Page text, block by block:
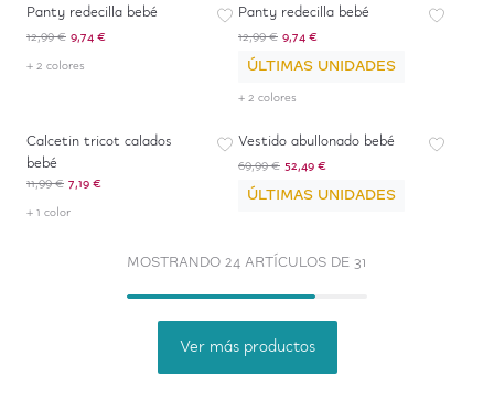
Panty redecilla bebé
12,99 € 9,74 €
+ 2 colores
Panty redecilla bebé
12,99 € 9,74 €
ÚLTIMAS UNIDADES
+ 2 colores
Calcetin tricot calados
bebé
11,99 € 7,19 €
+ 1 color
-25%
Vestido abullonado bebé
69,99 € 52,49 €
ÚLTIMAS UNIDADES
MOSTRANDO 24 ARTÍCULOS DE 31
Ver más productos